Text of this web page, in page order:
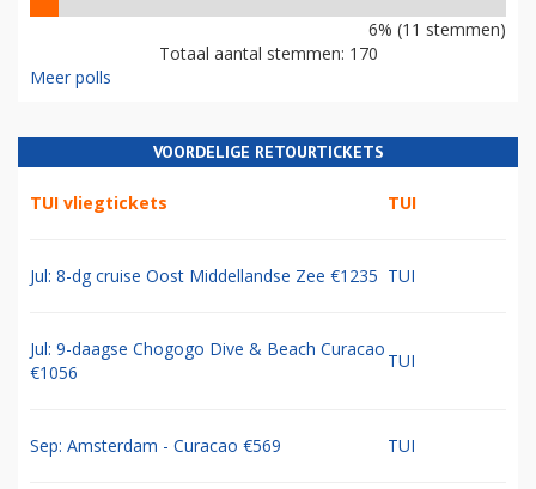
6% (11 stemmen)
Totaal aantal stemmen: 170
Meer polls
VOORDELIGE RETOURTICKETS
TUI vliegtickets TUI
Jul: 8-dg cruise Oost Middellandse Zee €1235 TUI
Jul: 9-daagse Chogogo Dive & Beach Curacao
€1056
TUI
Sep: Amsterdam - Curacao €569 TUI